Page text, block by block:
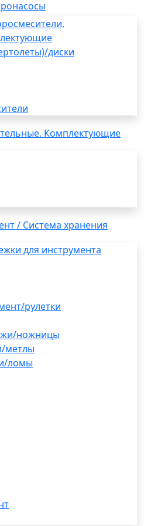
диски
Комплектующие
/ Система хранения
для инструмента
рулетки
ножницы
метлы
ломы